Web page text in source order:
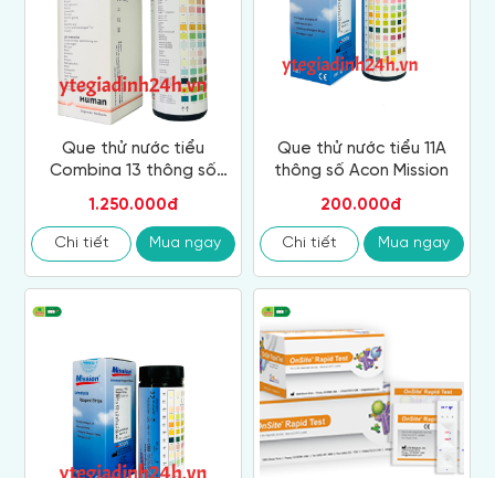
Que thử nước tiểu
Combina 13 thông số
1.250.000đ
Chi tiết Mua ngay
Que thử nước tiểu 11A
thông số Acon Mission
200.000đ
Chi tiết Mua ngay